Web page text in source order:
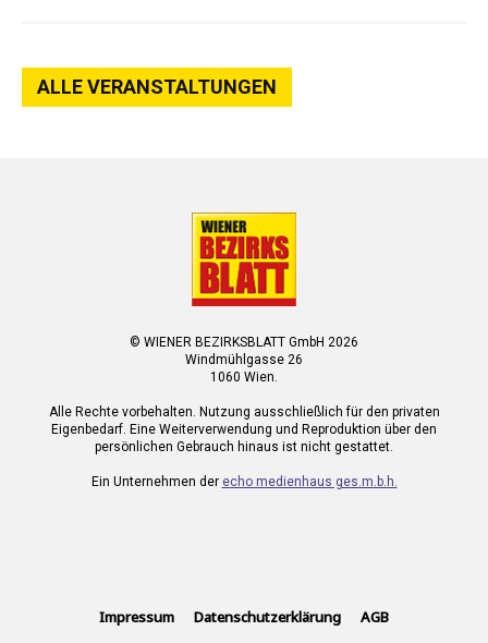
ALLE VERANSTALTUNGEN
© WIENER BEZIRKSBLATT GmbH 2026
Windmühlgasse 26
1060 Wien.
Alle Rechte vorbehalten. Nutzung ausschließlich für den privaten
Eigenbedarf. Eine Weiterverwendung und Reproduktion über den
persönlichen Gebrauch hinaus ist nicht gestattet.
Ein Unternehmen der echo medienhaus ges.m.b.h.
Impressum Datenschutzerklärung AGB